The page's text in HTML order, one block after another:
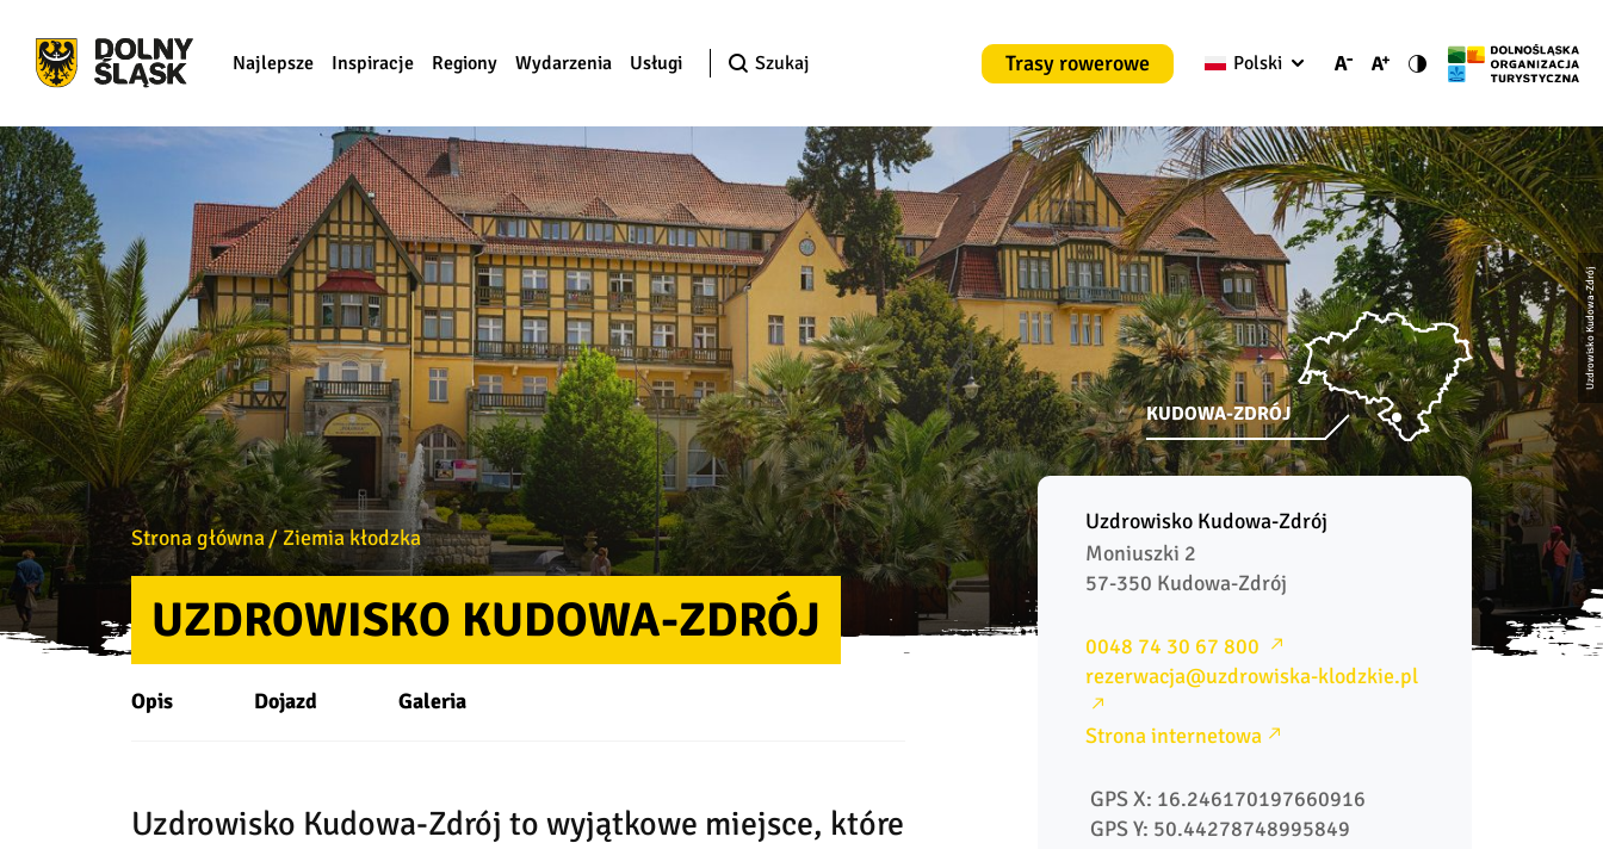
Najlepsze Inspiracje Regiony Wydarzenia Usługi Szukaj Trasy rowerowe Polski
Uzdrowisko Kudowa-Zdrój
Strona główna Ziemia kłodzka
UZDROWISKO KUDOWA-ZDRÓJ
KUDOWA-ZDRÓJ
Opis Dojazd Galeria
Uzdrowisko Kudowa-Zdrój to wyjątkowe miejsce, które
Uzdrowisko Kudowa-Zdrój
Moniuszki 2
57-350 Kudowa-Zdrój
0048 74 30 67 800
rezerwacja@uzdrowiska-klodzkie.pl
Strona internetowa
GPS X: 16.246170197660916
GPS Y: 50.44278748995849